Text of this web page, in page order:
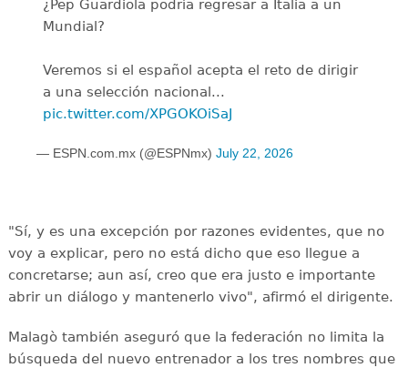
¿Pep Guardiola podría regresar a Italia a un
Mundial?
Veremos si el español acepta el reto de dirigir
a una selección nacional...
pic.twitter.com/XPGOKOiSaJ
— ESPN.com.mx (@ESPNmx) July 22, 2026
"Sí, y es una excepción por razones evidentes, que no
voy a explicar, pero no está dicho que eso llegue a
concretarse; aun así, creo que era justo e importante
abrir un diálogo y mantenerlo vivo", afirmó el dirigente.
Malagò también aseguró que la federación no limita la
búsqueda del nuevo entrenador a los tres nombres que